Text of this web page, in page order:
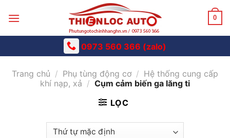
0
0973 560 366 (zalo)
Trang chủ / Phụ tùng động cơ / Hệ thống cung cấp
khí nạp, xả / Cụm cảm biến ga lăng ti
LỌC